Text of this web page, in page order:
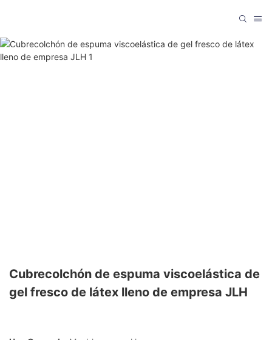
Cubrecolchón de espuma viscoelástica de
gel fresco de látex lleno de empresa JLH